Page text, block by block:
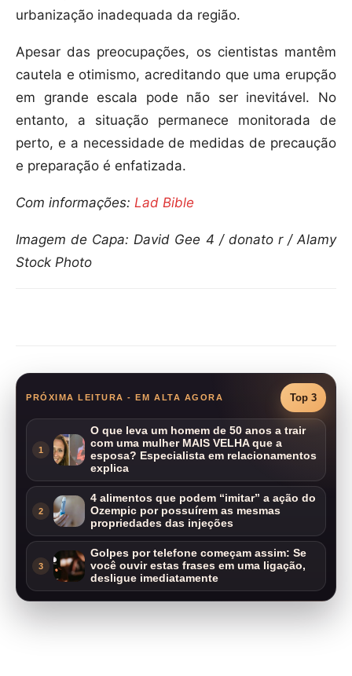
urbanização inadequada da região.
Apesar das preocupações, os cientistas mantêm
cautela e otimismo, acreditando que uma erupção
em grande escala pode não ser inevitável. No
entanto, a situação permanece monitorada de
perto, e a necessidade de medidas de precaução
e preparação é enfatizada.
Com informações: Lad Bible
Imagem de Capa: David Gee 4 / donato r / Alamy
Stock Photo
PRÓXIMA LEITURA - EM ALTA AGORA Top 3
1
O que leva um homem de 50 anos a trair
com uma mulher MAIS VELHA que a
esposa? Especialista em relacionamentos
explica
2
4 alimentos que podem “imitar” a ação do
Ozempic por possuírem as mesmas
propriedades das injeções
3
Golpes por telefone começam assim: Se
você ouvir estas frases em uma ligação,
desligue imediatamente